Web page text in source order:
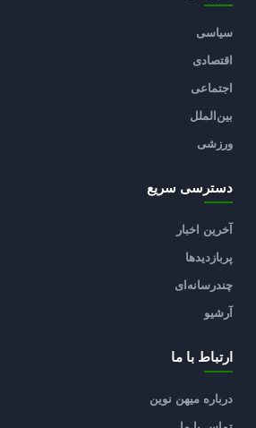
سیاسی
اقتصادی
اجتماعی
بین‌الملل
ورزشی
دسترسی سریع
آخرین اخبار
پربازدیدها
چندرسانه‌ای
آرشیو
ارتباط با ما
درباره میهن نوین